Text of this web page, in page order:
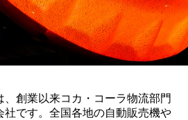
創業以来コカ・コーラ物流部門
社です。全国各地の自動販売機や